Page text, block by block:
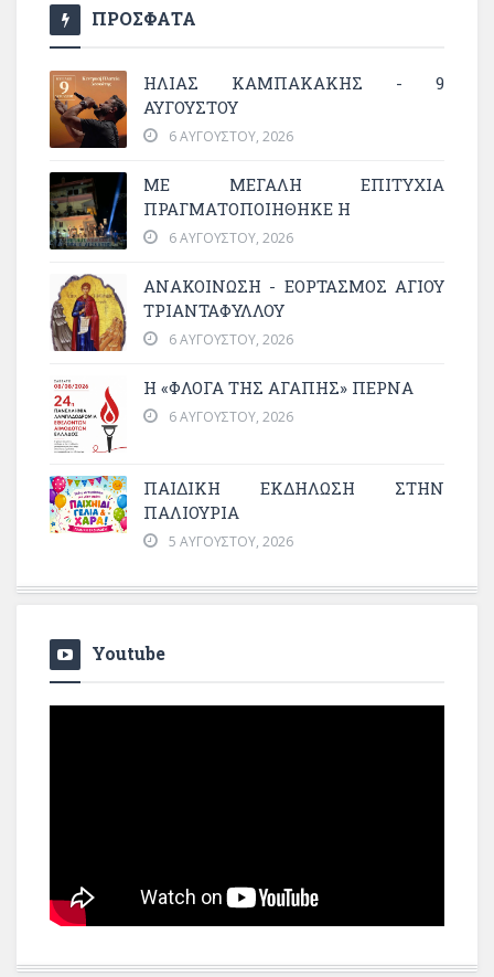
ΠΡΟΣΦΑΤΑ
ΗΛΙΑΣ ΚΑΜΠΑΚΑΚΗΣ - 9
ΑΥΓΟΥΣΤΟΥ
6 ΑΥΓΟΎΣΤΟΥ, 2026
ΜΕ ΜΕΓΆΛΗ ΕΠΙΤΥΧΊΑ
ΠΡΑΓΜΑΤΟΠΟΙΉΘΗΚΕ Η
6 ΑΥΓΟΎΣΤΟΥ, 2026
ΑΝΑΚΟΙΝΩΣΗ - ΕΟΡΤΑΣΜΟΣ ΑΓΙΟΥ
ΤΡΙΑΝΤΑΦΥΛΛΟΥ
6 ΑΥΓΟΎΣΤΟΥ, 2026
Η «ΦΛΌΓΑ ΤΗΣ ΑΓΆΠΗΣ» ΠΕΡΝΆ
6 ΑΥΓΟΎΣΤΟΥ, 2026
ΠΑΙΔΙΚΗ ΕΚΔΗΛΩΣΗ ΣΤΗΝ
ΠΑΛΙΟΥΡΙΑ
5 ΑΥΓΟΎΣΤΟΥ, 2026
Youtube